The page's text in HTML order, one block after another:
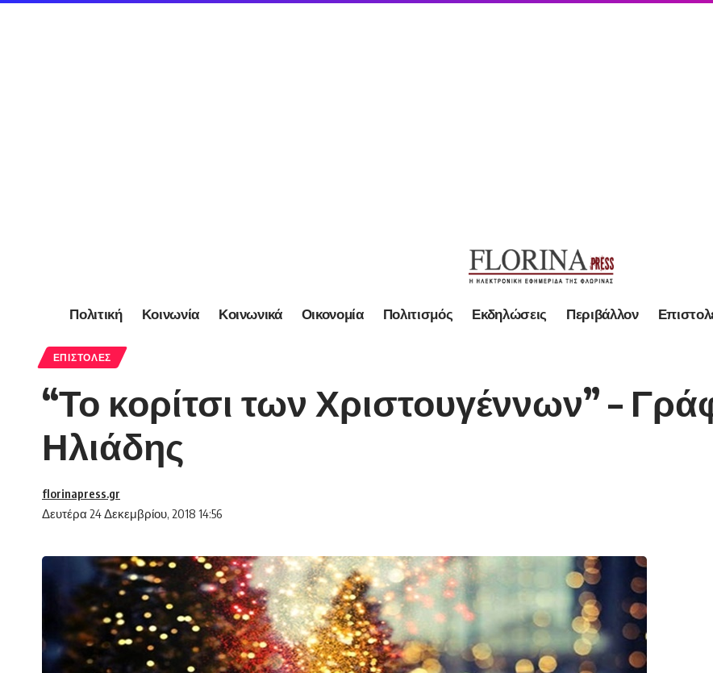
Πολιτική Κοινωνία Κοινωνικά Οικονομία Πολιτισμός Εκδηλώσεις Περιβάλλον
ΕΠΙΣΤΟΛΈΣ
“Το κορίτσι των Χριστουγέννων” –
Ηλιάδης
Δευτέρα 24 Δεκεμβρίου, 2018 14:56
florinapress.gr